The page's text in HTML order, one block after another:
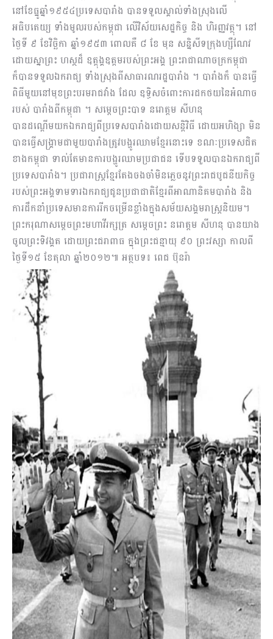
នៅខែធ្នូឆ្នាំ១៩៥៤ប្រទេសបារាំង បានទទួលស្គាល់ទាំងស្រុងលើ
អធិបតេយ្យ ទាំងមូលរបស់កម្ពុជា លើវិស័យសេដ្ឋកិច្ច និង ហិរញ្ញវត្ថុ។ នៅ
ថ្ងៃទី ៩ ខែវិច្ឆិកា ឆ្នាំ១៩៥៣ ពោលគឺ ៨ ខែ មុន សន្និសីទក្រុងហ្សឺណែវ
ដោយស្នាព្រះ ហស្ថដ៏ ឧត្ដុង្គឧត្ដមរបស់ព្រះអង្គ ព្រះរាជាណាចក្រកម្ពុជា
ក៏បានទទួលឯករាជ្យ ទាំងស្រុងពីសាធារណរដ្ឋបារាំង ។ បារាំងក៏ បានធ្វើ
ពិធីមួយនៅមុខព្រះបរមរាជវាំង ដែល ឧទ្ធិសចំពោះការដកថយនៃអំណាច
របស់ បារាំងពីកម្ពុជា ។ សម្តេចព្រះបាទ នរោត្តម សីហនុ
បានដណ្តើមយកឯករាជ្យពីប្រទេសបារាំងដោយសន្តិវិធី ដោយអហិង្សា មិន
បានធ្វើសង្រ្គាមជាមួយបារាំងត្រូវបង្ហូរឈាមខ្មែរនោះទេ ខណៈប្រទេសជិត
ខាងកម្ពុជា ទាល់តែមានការបង្ហូរឈាមប្រជាជន ទើបទទួលបានឯករាជ្យពី
ប្រទេសបារាំង។ ប្រជារាស្រ្តខ្មែរតែងចងចាំមិនភ្លេចនូវព្រះរាជបូជនីយកិច្ច
របស់ព្រះអង្គទាមទារឯករាជ្យជូនប្រជាជាតិខ្មែរពីអាណានិគមបារាំង និង
ការដឹកនាំប្រទេសមានការរីកចម្រើនខ្លាំងក្នុងសម័យសង្គមរាស្ត្រនិយម។
ព្រះករុណាសម្តេចព្រះមហាវីរក្សត្រ សម្តេចព្រះ នរោត្តម សីហនុ បានយាង
ចូលព្រះទិវង្គត ដោយព្រះជរាពាធ ក្នុងព្រះជន្មាយុ ៩០ ព្រះវស្សា កាលពី
ថ្ងៃទី១៥ ខែតុលា ឆ្នាំ២០១២៕ អត្ថបទ៖ ពេជ ប៊ុនរ៉ា